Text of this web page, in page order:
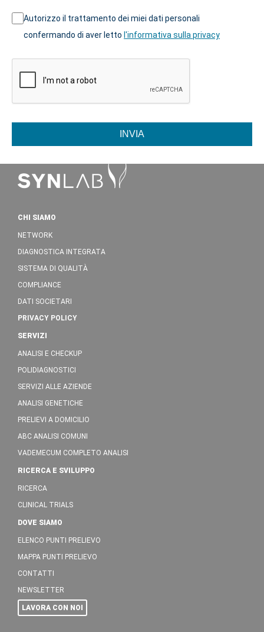
Autorizzo il trattamento dei miei dati personali
confermando di aver letto l'informativa sulla privacy
INVIA
CHI SIAMO
NETWORK
DIAGNOSTICA INTEGRATA
SISTEMA DI QUALITÀ
COMPLIANCE
DATI SOCIETARI
PRIVACY POLICY
SERVIZI
ANALISI E CHECKUP
POLIDIAGNOSTICI
SERVIZI ALLE AZIENDE
ANALISI GENETICHE
PRELIEVI A DOMICILIO
ABC ANALISI COMUNI
VADEMECUM COMPLETO ANALISI
RICERCA E SVILUPPO
RICERCA
CLINICAL TRIALS
DOVE SIAMO
ELENCO PUNTI PRELIEVO
MAPPA PUNTI PRELIEVO
CONTATTI
NEWSLETTER
LAVORA CON NOI